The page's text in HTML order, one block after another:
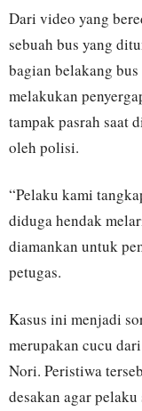
Dari video yang
sebuah bus yang
bagian belakang
melakukan
tampak pasrah saat
oleh polisi.
“Pelaku kami
diduga hendak
diamankan untuk
petugas.
Kasus ini menjadi
merupakan cucu
Nori. Peristiwa
desakan agar